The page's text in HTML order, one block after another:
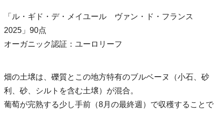
「ル・ギド・デ・メイユール ヴァン・ド・フランス
2025」90点
オーガニック認証：ユーロリーフ
畑の土壌は、礫質とこの地方特有のブルベーヌ（小石、砂
利、砂、シルトを含む土壌）が混合。
葡萄が完熟する少し手前（8月の最終週）で収穫することで